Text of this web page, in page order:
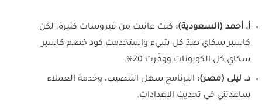
أ. أحمد (السعودية): كنت عانيت من فيروسات كثيرة، لكن
كاسبر سكاي صدّ كل شيء واستخدمت كود خصم كاسبر
سكاي كل الكوبونات ووفّرت 20%.
د. ليلى (مصر): البرنامج سهل التنصيب، وخدمة العملاء
ساعدتني في تحديث الإعدادات.